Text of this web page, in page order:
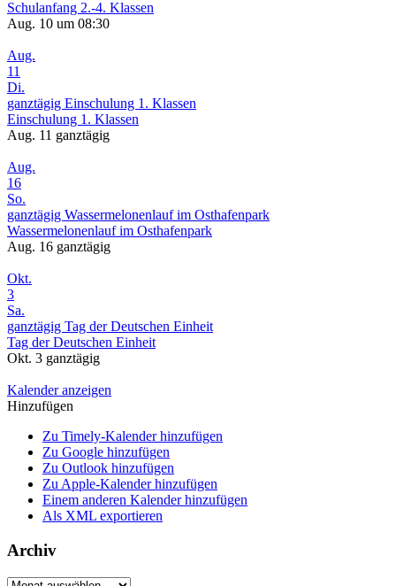
Schulanfang 2.-4. Klassen
Aug. 10 um 08:30
Aug.
11
Di.
ganztägig Einschulung 1. Klassen
Einschulung 1. Klassen
Aug. 11 ganztägig
Aug.
16
So.
ganztägig Wassermelonenlauf im Osthafenpark
Wassermelonenlauf im Osthafenpark
Aug. 16 ganztägig
Okt.
3
Sa.
ganztägig Tag der Deutschen Einheit
Tag der Deutschen Einheit
Okt. 3 ganztägig
Kalender anzeigen
Hinzufügen
Zu Timely-Kalender hinzufügen
Zu Google hinzufügen
Zu Outlook hinzufügen
Zu Apple-Kalender hinzufügen
Einem anderen Kalender hinzufügen
Als XML exportieren
Archiv